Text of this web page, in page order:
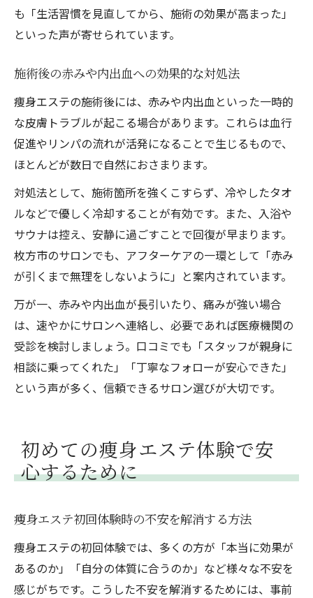
も「生活習慣を見直してから、施術の効果が高まった」
といった声が寄せられています。
施術後の赤みや内出血への効果的な対処法
痩身エステの施術後には、赤みや内出血といった一時的
な皮膚トラブルが起こる場合があります。これらは血行
促進やリンパの流れが活発になることで生じるもので、
ほとんどが数日で自然におさまります。
対処法として、施術箇所を強くこすらず、冷やしたタオ
ルなどで優しく冷却することが有効です。また、入浴や
サウナは控え、安静に過ごすことで回復が早まります。
枚方市のサロンでも、アフターケアの一環として「赤み
が引くまで無理をしないように」と案内されています。
万が一、赤みや内出血が長引いたり、痛みが強い場合
は、速やかにサロンへ連絡し、必要であれば医療機関の
受診を検討しましょう。口コミでも「スタッフが親身に
相談に乗ってくれた」「丁寧なフォローが安心できた」
という声が多く、信頼できるサロン選びが大切です。
初めての痩身エステ体験で安
心するために
痩身エステ初回体験時の不安を解消する方法
痩身エステの初回体験では、多くの方が「本当に効果が
あるのか」「自分の体質に合うのか」など様々な不安を
感じがちです。こうした不安を解消するためには、事前